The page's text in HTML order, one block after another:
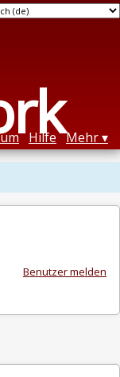
Hilfe Mehr
Benutzer melden